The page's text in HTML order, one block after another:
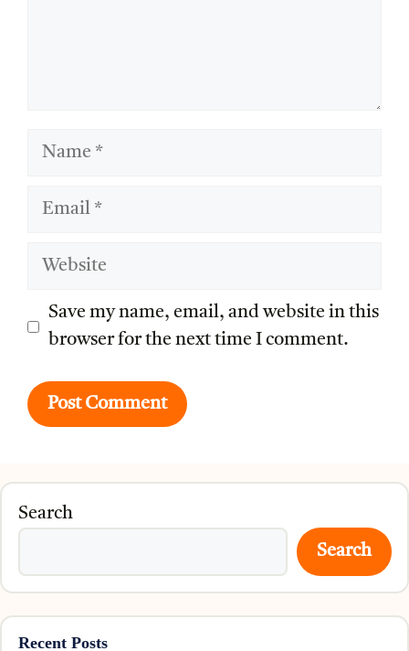
Name
Email
Website
Save my name, email, and website in this
browser for the next time I comment.
Search
Search
Recent Posts